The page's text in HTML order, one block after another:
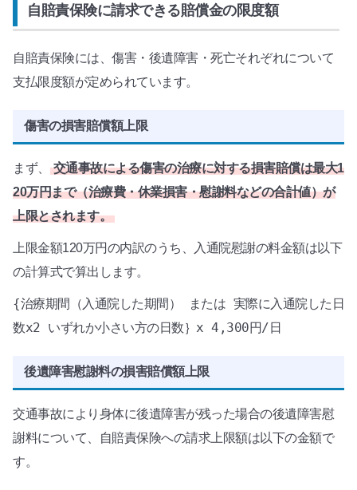
自賠責保険に請求できる賠償金の限度額
自賠責保険には、傷害・後遺障害・死亡それぞれについて
支払限度額が定められています。
傷害の損害賠償額上限
まず、
交通事故による傷害の治療に対する損害賠償は最大1
20万円まで（治療費・休業損害・慰謝料などの合計値）が
上限とされます。
上限金額120万円の内訳のうち、入通院慰謝の料金額は以下
の計算式で算出します。
{治療期間（入通院した期間） または 実際に入通院した日
数x2 いずれか小さい方の日数｝x 4,300円/日
後遺障害慰謝料の損害賠償額上限
交通事故により身体に後遺障害が残った場合の後遺障害慰
謝料について、自賠責保険への請求上限額は以下の金額で
す。